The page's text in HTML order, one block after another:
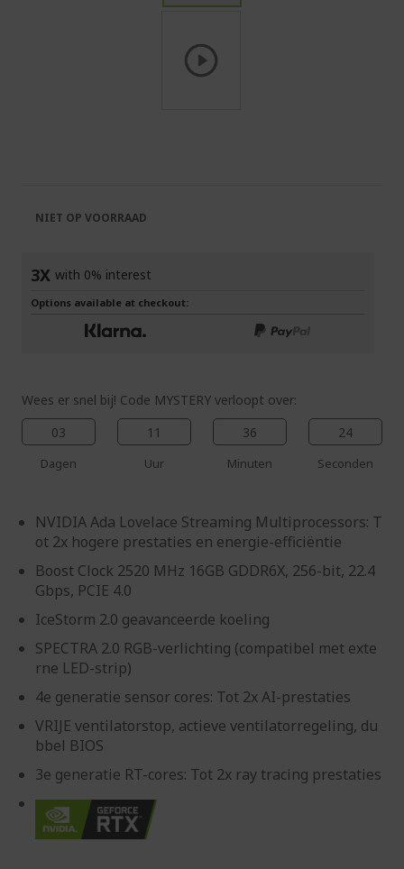
afbeeldingen-
Wees er snel bij! Code MYSTERY verloopt over:
03
Dagen
11
Uur
36
Minuten
24
Seconden
NVIDIA Ada Lovelace Streaming Multiprocessors: T
ot 2x hogere prestaties en energie-efficiëntie
Boost Clock 2520 MHz 16GB GDDR6X, 256-bit, 22.4
Gbps, PCIE 4.0
IceStorm 2.0 geavanceerde koeling
SPECTRA 2.0 RGB-verlichting (compatibel met exte
rne LED-strip)
4e generatie sensor cores: Tot 2x AI-prestaties
VRIJE ventilatorstop, actieve ventilatorregeling, du
bbel BIOS
3e generatie RT-cores: Tot 2x ray tracing prestaties
NIET OP VOORRAAD
3X with 0% interest
Options available at checkout: